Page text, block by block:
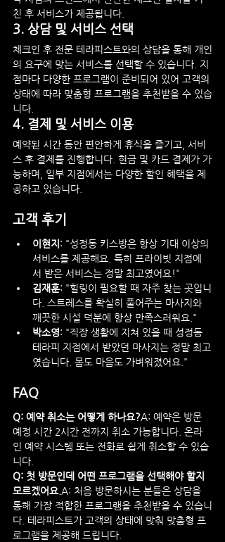
친 후 서비스가 제공됩니다.
3. 상담 및 서비스 선택
체크인 후 전문 테라피스트와의 상담을 통해 개인
의 요구에 맞는 서비스를 선택할 수 있습니다. 지
점마다 다양한 프로그램이 준비되어 있어 고객의
상태에 따라 맞춤형 프로그램을 추천받을 수 있습
니다.
4. 결제 및 서비스 이용
예약된 시간 동안 편안하게 휴식을 즐기고, 서비
스 후 결제를 진행합니다. 현금 및 카드 결제가 가
능하며, 일부 지점에서는 다양한 할인 혜택을 제
공하고 있습니다.
고객 후기
이현지 : "성정동 키스방은 항상 기대 이상의
서비스를 제공해요. 특히 프라이빗 지점에
서 받은 서비스는 정말 최고였어요!"
김재훈: "힐링이 필요할 때 자주 찾는 곳입니
다. 스트레스를 확실히 풀어주는 마사지와
깨끗한 시설 덕분에 항상 만족스러워요."
박소영: "직장 생활에 지쳐 있을 때 성정동
테라피 지점에서 받았던 마사지는 정말 최고
였습니다. 몸도 마음도 가벼워졌어요."
FAQ
Q: 예약 취소는 어떻게 하나요?A: 예약은 방문
예정 시간 2시간 전까지 취소 가능합니다. 온라
인 예약 시스템 또는 전화로 쉽게 취소할 수 있습
니다.
Q: 첫 방문인데 어떤 프로그램을 선택해야 할지
모르겠어요. A: 처음 방문하시는 분들은 상담을
통해 가장 적합한 프로그램을 추천받을 수 있습니
다. 테라피스트가 고객의 상태에 맞춰 맞춤형 프
로그램을 제공해 드립니다.